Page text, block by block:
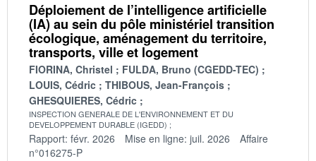
Déploiement de l’intelligence artificielle
(IA) au sein du pôle ministériel transition
écologique, aménagement du territoire,
transports, ville et logement
FIORINA, Christel
FULDA, Bruno (CGEDD-TEC)
LOUIS, Cédric
THIBOUS, Jean-François
GHESQUIERES, Cédric
INSPECTION GENERALE DE L'ENVIRONNEMENT ET DU
DEVELOPPEMENT DURABLE (IGEDD)
Rapport: févr. 2026 Mise en ligne: juil. 2026
Affaire
n°016275-P